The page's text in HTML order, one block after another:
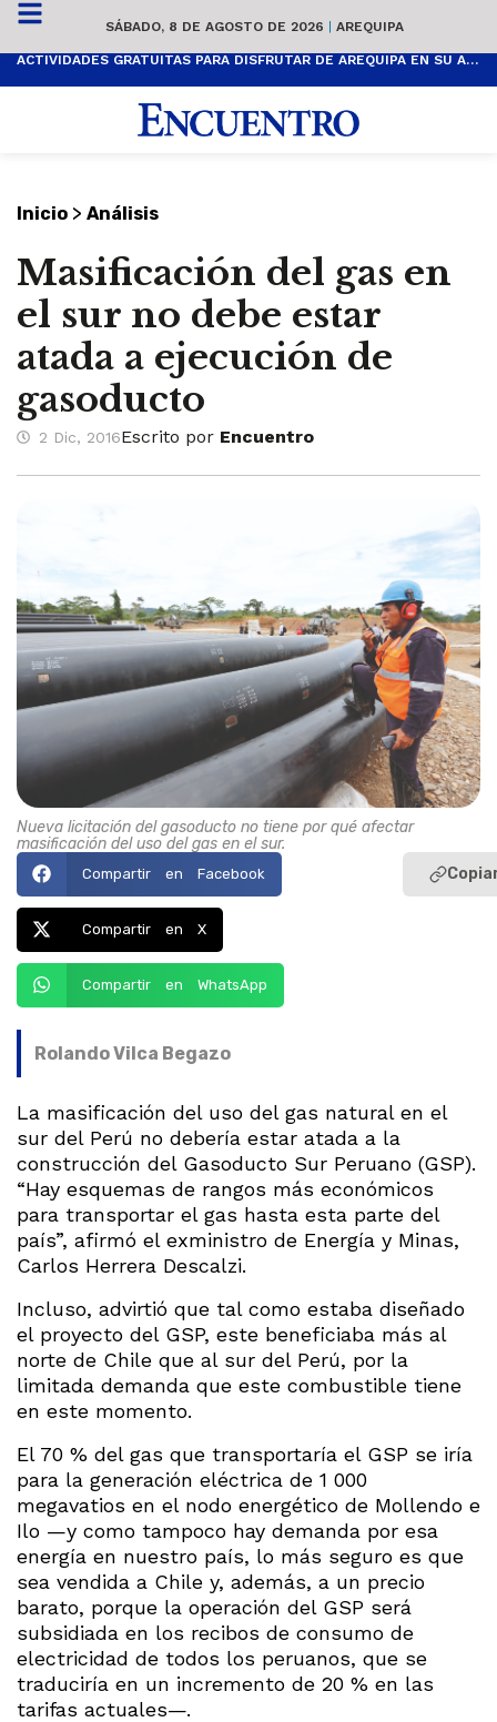
SÁBADO, 8 DE AGOSTO DE 2026 | AREQUIPA
ACTIVIDADES GRATUITAS PARA DISFRUTAR DE AREQUIPA EN SU ANIVERSARIO
Inicio > Análisis
Masificación del gas en
el sur no debe estar
atada a ejecución de
gasoducto
2 Dic, 2016Escrito por Encuentro
Nueva licitación del gasoducto no tiene por qué afectar
masificación del uso del gas en el sur.
Compartir en Facebook
Compartir en X
Compartir en WhatsApp
Rolando Vilca Begazo
La masificación del uso del gas natural en el
sur del Perú no debería estar atada a la
construcción del Gasoducto Sur Peruano (GSP).
“Hay esquemas de rangos más económicos
para transportar el gas hasta esta parte del
país”, afirmó el exministro de Energía y Minas,
Carlos Herrera Descalzi.
Incluso, advirtió que tal como estaba diseñado
el proyecto del GSP, este beneficiaba más al
norte de Chile que al sur del Perú, por la
limitada demanda que este combustible tiene
en este momento.
El 70 % del gas que transportaría el GSP se iría
para la generación eléctrica de 1 000
megavatios en el nodo energético de Mollendo e
Ilo —y como tampoco hay demanda por esa
energía en nuestro país, lo más seguro es que
sea vendida a Chile y, además, a un precio
barato, porque la operación del GSP será
subsidiada en los recibos de consumo de
electricidad de todos los peruanos, que se
traduciría en un incremento de 20 % en las
tarifas actuales—.